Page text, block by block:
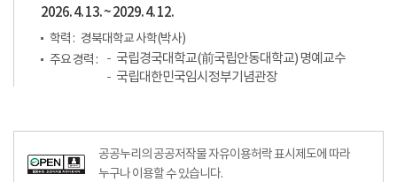
2026. 4. 13. ~ 2029. 4. 12.
학력 : 경북대학교 사학(박사)
주요 경력 :
국립경국대학교(前국립안동대학교) 명예교수
국립대한민국임시정부기념관장
공공누리의 공공저작물 자유이용허락 표시제도에 따라
누구나 이용할 수 있습니다.